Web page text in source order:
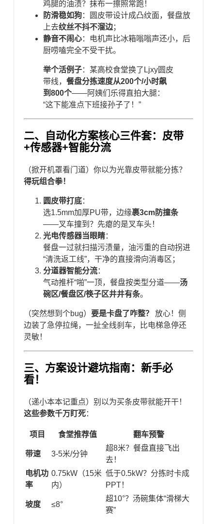
鸡腿的油渍？抹布一擦照常跑！
​防滑稳如狗​​：圆皮带设计成凸纹面，餐盘放
上去​​纹丝不抖不溜边​​；
​静音不闹心​​：电机声比冰箱嗡嗡声还小，后
厨唠嗑完全不受干扰。
​举个活例子​​：某高校食堂换了Ljxy圆皮
带线，​ ​餐盘分拣速度从200个/小时飙
到800个​​——阿姨们乐得直拍大腿：
“这下能准点下班接孙子了！”
二、自动化方案核心三件套：皮带
+传感器+智能分流
（掀开机罩看门道）你以为光靠皮带就能分拣？​
得玩组合拳！​
​圆皮带打底​​：
选1.5mm加厚PU带，边缘​​裹3cm防撞条​
——叉车撞到？先瘪的是叉车头！
​光电传感器当眼睛​​：
餐盘一过就扫描污渍量，油污重的自动拐进
“清洗返工线”，干净的直接滑向消毒区；
​分道器智能分流​​：
气动推杆“啪”一顶，餐盘按类型分道——​​汤
碗区/餐盘区/筷子区井井有条​​。
（突然想到个bug）​ ​要是卡盘了咋整？​
​ 放心！侧
边装了急停拉绳，一扯全线刹车，比电梯急停还
灵敏！
三、方案设计避坑指南：新手必
看！
（递小本本记重点）别以为买条皮带就能开干！​
这些参数千万盯死​​：
​项目​ ​食堂推荐值​ ​翻车预警​
​带速​ 3-5米/分钟
超8米？餐盘直接飞出
去！
​电机功
率​
0.75kW（15米
内）
低于0.5kW？分拣时卡成
PPT！
​坡度​ ≤8°
超10°？汤碗集体“滑梯大
赛”